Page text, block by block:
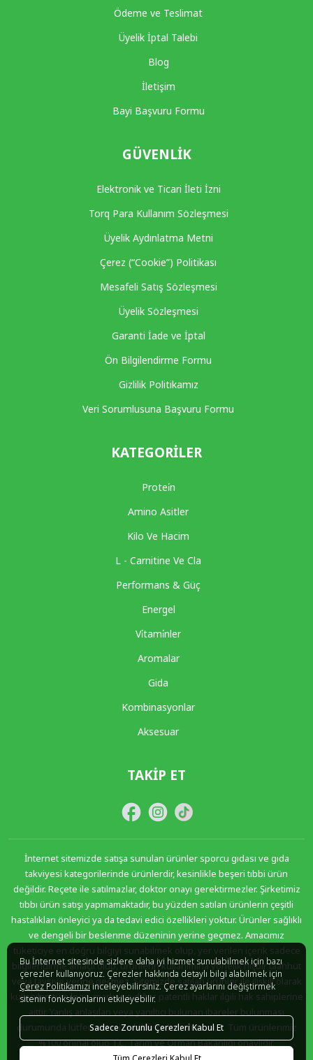
Bu İnternet sitesinde sizlere daha iyi hizmet sunulabilmek için bazı
çerezler kullanıyoruz. Çerezler hakkında detaylı bilgi alabilmek için
Çerez Politikamızıinceleyebilirsiniz. Çerez ayarlarını değiştirmek
sitenin fonksiyonlarını etkileyebilir.
Sadece Zorunlu Çerezleri Kabul Et
Ödeme ve Teslimat
Üyelik İptal Talebi
Blog
İletişim
Bayi Başvuru Formu
GÜVENLIK
Elektronik ve Ticari İleti İzni
Torq Para Kullanım Sözleşmesi
Üyelik Aydınlatma Metni
Çerez (“Cookie”) Politikası
Mesafeli Satış Sözleşmesi
Üyelik Sözleşmesi
Garanti İade ve İptal
Ön Bilgilendirme Formu
Gizlilik Politikamız
Veri Sorumlusuna Başvuru Formu
KATEGORILER
Protei̇n
Amino Asitler
Kilo Ve Hacim
L - Carnitine Ve Cla
Performans & Güç
Energel
Vi̇tami̇nler
Aromalar
Gida
Kombinasyonlar
Aksesuar
TAKIP ET
İnternet sitemizde satışa sunulan ürünler sporcu gıdası ve gıda
takviyesi kategorilerinde ürünlerdir, kesinlikle beşeri tıbbi ürün
değildir. Reçete ile satılmazlar, doktor onayı gerektirmezler. Şirketimiz
tıbbı ürün satışı yapmamaktadır, bu yüzden satılan ürünlerin çeşitli
hastalıkları önleyici ya da tedavi edici özellikleri yoktur. Ürünler sağlıklı
ve dengeli bir beslenme düzeninin yerine geçmez. Amacımız
tüketiciye en doğru bilgiyi sunabilmek olup, yer verilen içerik sadece
bilgilendirme amaçlı olup, ürünlerin kullanımına yönelik hiçbir taahhüt
veya tavsiye yerine geçmez. Sitemizde satılan ürünler ile ilişkili olarak
kullanılan tüm logo, marka ve diğer patentli haklar ilgili hak sahiplerine
aittir. Yanlış anlaşılan veya yanıltıcı bulunan ibareler bulunması
durumunda lütfen sitemize bildirimde bulununuz. Tüm ürünlerimiz
%100 orjinal olup T.C. Tarım ve Orman Bakanlığı onaylıdır.